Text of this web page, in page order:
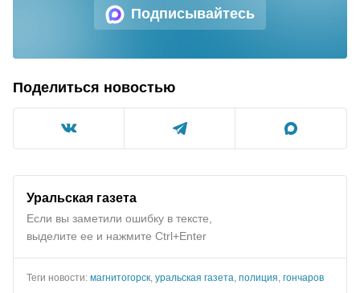
Подписывайтесь
Поделиться новостью
Уральская газета
Если вы заметили ошибку в тексте,
выделите ее и нажмите Ctrl+Enter
Теги новости: магнитогорск уральская газета полиция гончаров